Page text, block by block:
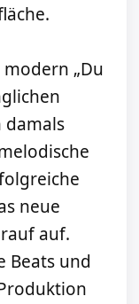
„Du
damals
neue
auf.
Beats und